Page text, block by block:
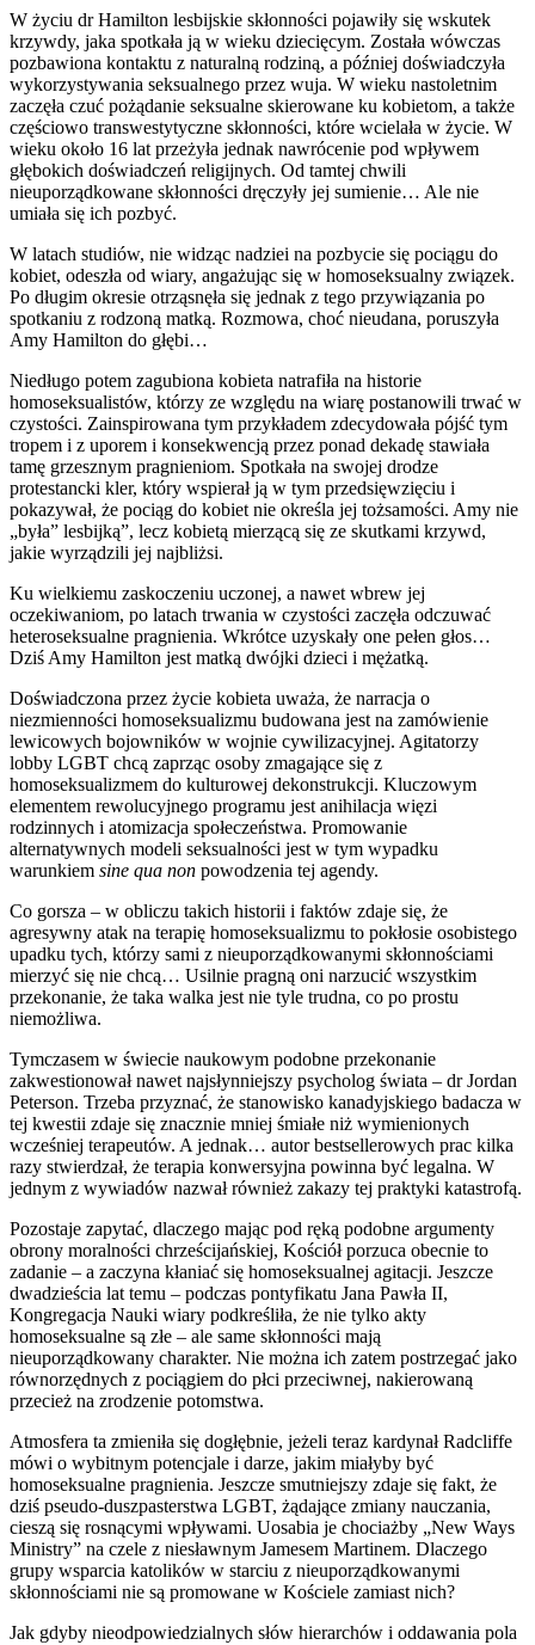
W życiu dr Hamilton lesbijskie skłonności pojawiły się wskutek
krzywdy, jaka spotkała ją w wieku dziecięcym. Została wówczas
pozbawiona kontaktu z naturalną rodziną, a później doświadczyła
wykorzystywania seksualnego przez wuja. W wieku nastoletnim
zaczęła czuć pożądanie seksualne skierowane ku kobietom, a także
częściowo transwestytyczne skłonności, które wcielała w życie. W
wieku około 16 lat przeżyła jednak nawrócenie pod wpływem
głębokich doświadczeń religijnych. Od tamtej chwili
nieuporządkowane skłonności dręczyły jej sumienie… Ale nie
umiała się ich pozbyć.
W latach studiów, nie widząc nadziei na pozbycie się pociągu do
kobiet, odeszła od wiary, angażując się w homoseksualny związek.
Po długim okresie otrząsnęła się jednak z tego przywiązania po
spotkaniu z rodzoną matką. Rozmowa, choć nieudana, poruszyła
Amy Hamilton do głębi…
Niedługo potem zagubiona kobieta natrafiła na historie
homoseksualistów, którzy ze względu na wiarę postanowili trwać w
czystości. Zainspirowana tym przykładem zdecydowała pójść tym
tropem i z uporem i konsekwencją przez ponad dekadę stawiała
tamę grzesznym pragnieniom. Spotkała na swojej drodze
protestancki kler, który wspierał ją w tym przedsięwzięciu i
pokazywał, że pociąg do kobiet nie określa jej tożsamości. Amy nie
„była” lesbijką”, lecz kobietą mierzącą się ze skutkami krzywd,
jakie wyrządzili jej najbliżsi.
Ku wielkiemu zaskoczeniu uczonej, a nawet wbrew jej
oczekiwaniom, po latach trwania w czystości zaczęła odczuwać
heteroseksualne pragnienia. Wkrótce uzyskały one pełen głos…
Dziś Amy Hamilton jest matką dwójki dzieci i mężatką.
Doświadczona przez życie kobieta uważa, że narracja o
niezmienności homoseksualizmu budowana jest na zamówienie
lewicowych bojowników w wojnie cywilizacyjnej. Agitatorzy
lobby LGBT chcą zaprząc osoby zmagające się z
homoseksualizmem do kulturowej dekonstrukcji. Kluczowym
elementem rewolucyjnego programu jest anihilacja więzi
rodzinnych i atomizacja społeczeństwa. Promowanie
alternatywnych modeli seksualności jest w tym wypadku
warunkiem sine qua non powodzenia tej agendy.
Co gorsza – w obliczu takich historii i faktów zdaje się, że
agresywny atak na terapię homoseksualizmu to pokłosie osobistego
upadku tych, którzy sami z nieuporządkowanymi skłonnościami
mierzyć się nie chcą… Usilnie pragną oni narzucić wszystkim
przekonanie, że taka walka jest nie tyle trudna, co po prostu
niemożliwa.
Tymczasem w świecie naukowym podobne przekonanie
zakwestionował nawet najsłynniejszy psycholog świata – dr Jordan
Peterson. Trzeba przyznać, że stanowisko kanadyjskiego badacza w
tej kwestii zdaje się znacznie mniej śmiałe niż wymienionych
wcześniej terapeutów. A jednak… autor bestsellerowych prac kilka
razy stwierdzał, że terapia konwersyjna powinna być legalna. W
jednym z wywiadów nazwał również zakazy tej praktyki katastrofą.
Pozostaje zapytać, dlaczego mając pod ręką podobne argumenty
obrony moralności chrześcijańskiej, Kościół porzuca obecnie to
zadanie – a zaczyna kłaniać się homoseksualnej agitacji. Jeszcze
dwadzieścia lat temu – podczas pontyfikatu Jana Pawła II,
Kongregacja Nauki wiary podkreśliła, że nie tylko akty
homoseksualne są złe – ale same skłonności mają
nieuporządkowany charakter. Nie można ich zatem postrzegać jako
równorzędnych z pociągiem do płci przeciwnej, nakierowaną
przecież na zrodzenie potomstwa.
Atmosfera ta zmieniła się dogłębnie, jeżeli teraz kardynał Radcliffe
mówi o wybitnym potencjale i darze, jakim miałyby być
homoseksualne pragnienia. Jeszcze smutniejszy zdaje się fakt, że
dziś pseudo-duszpasterstwa LGBT, żądające zmiany nauczania,
cieszą się rosnącymi wpływami. Uosabia je chociażby „New Ways
Ministry” na czele z niesławnym Jamesem Martinem. Dlaczego
grupy wsparcia katolików w starciu z nieuporządkowanymi
skłonnościami nie są promowane w Kościele zamiast nich?
Jak gdyby nieodpowiedzialnych słów hierarchów i oddawania pola